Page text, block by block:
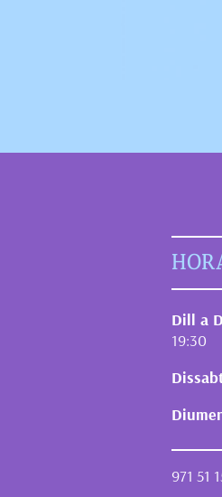
Dill a
19:30
971 51